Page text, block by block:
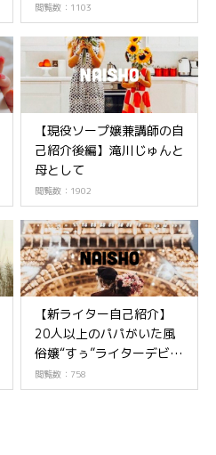
閲覧数：1103
【現役ソープ嬢兼講師の自
己紹介後編】滝川じゅんと
母として
閲覧数：1902
【新ライター自己紹介】
20人以上のパパがいた風
俗嬢“すぅ”ライターデビュ
ー!前編
閲覧数：758